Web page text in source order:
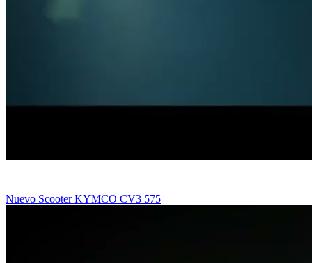
Nuevo Scooter KYMCO CV3 575